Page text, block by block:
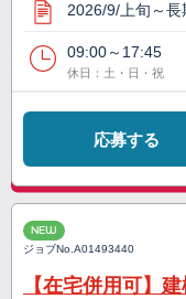
2026/9/上旬～長
09:00～17:45
休日：土・日・祝
応募する
NEW
ジョブNo.A01493440
【在宅併用可】